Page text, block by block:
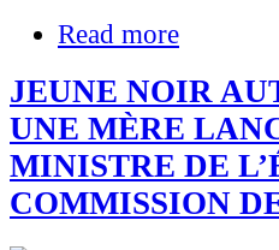
Read more
JEUNE NOIR
UNE MÈRE
MINISTRE DE
COMMISSION